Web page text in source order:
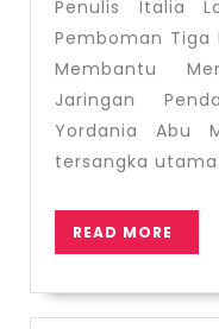
Penulis Italia
Pemboman Tiga
Membantu
Jaringan
Yordania Abu
tersangka
READ MORE
MORE